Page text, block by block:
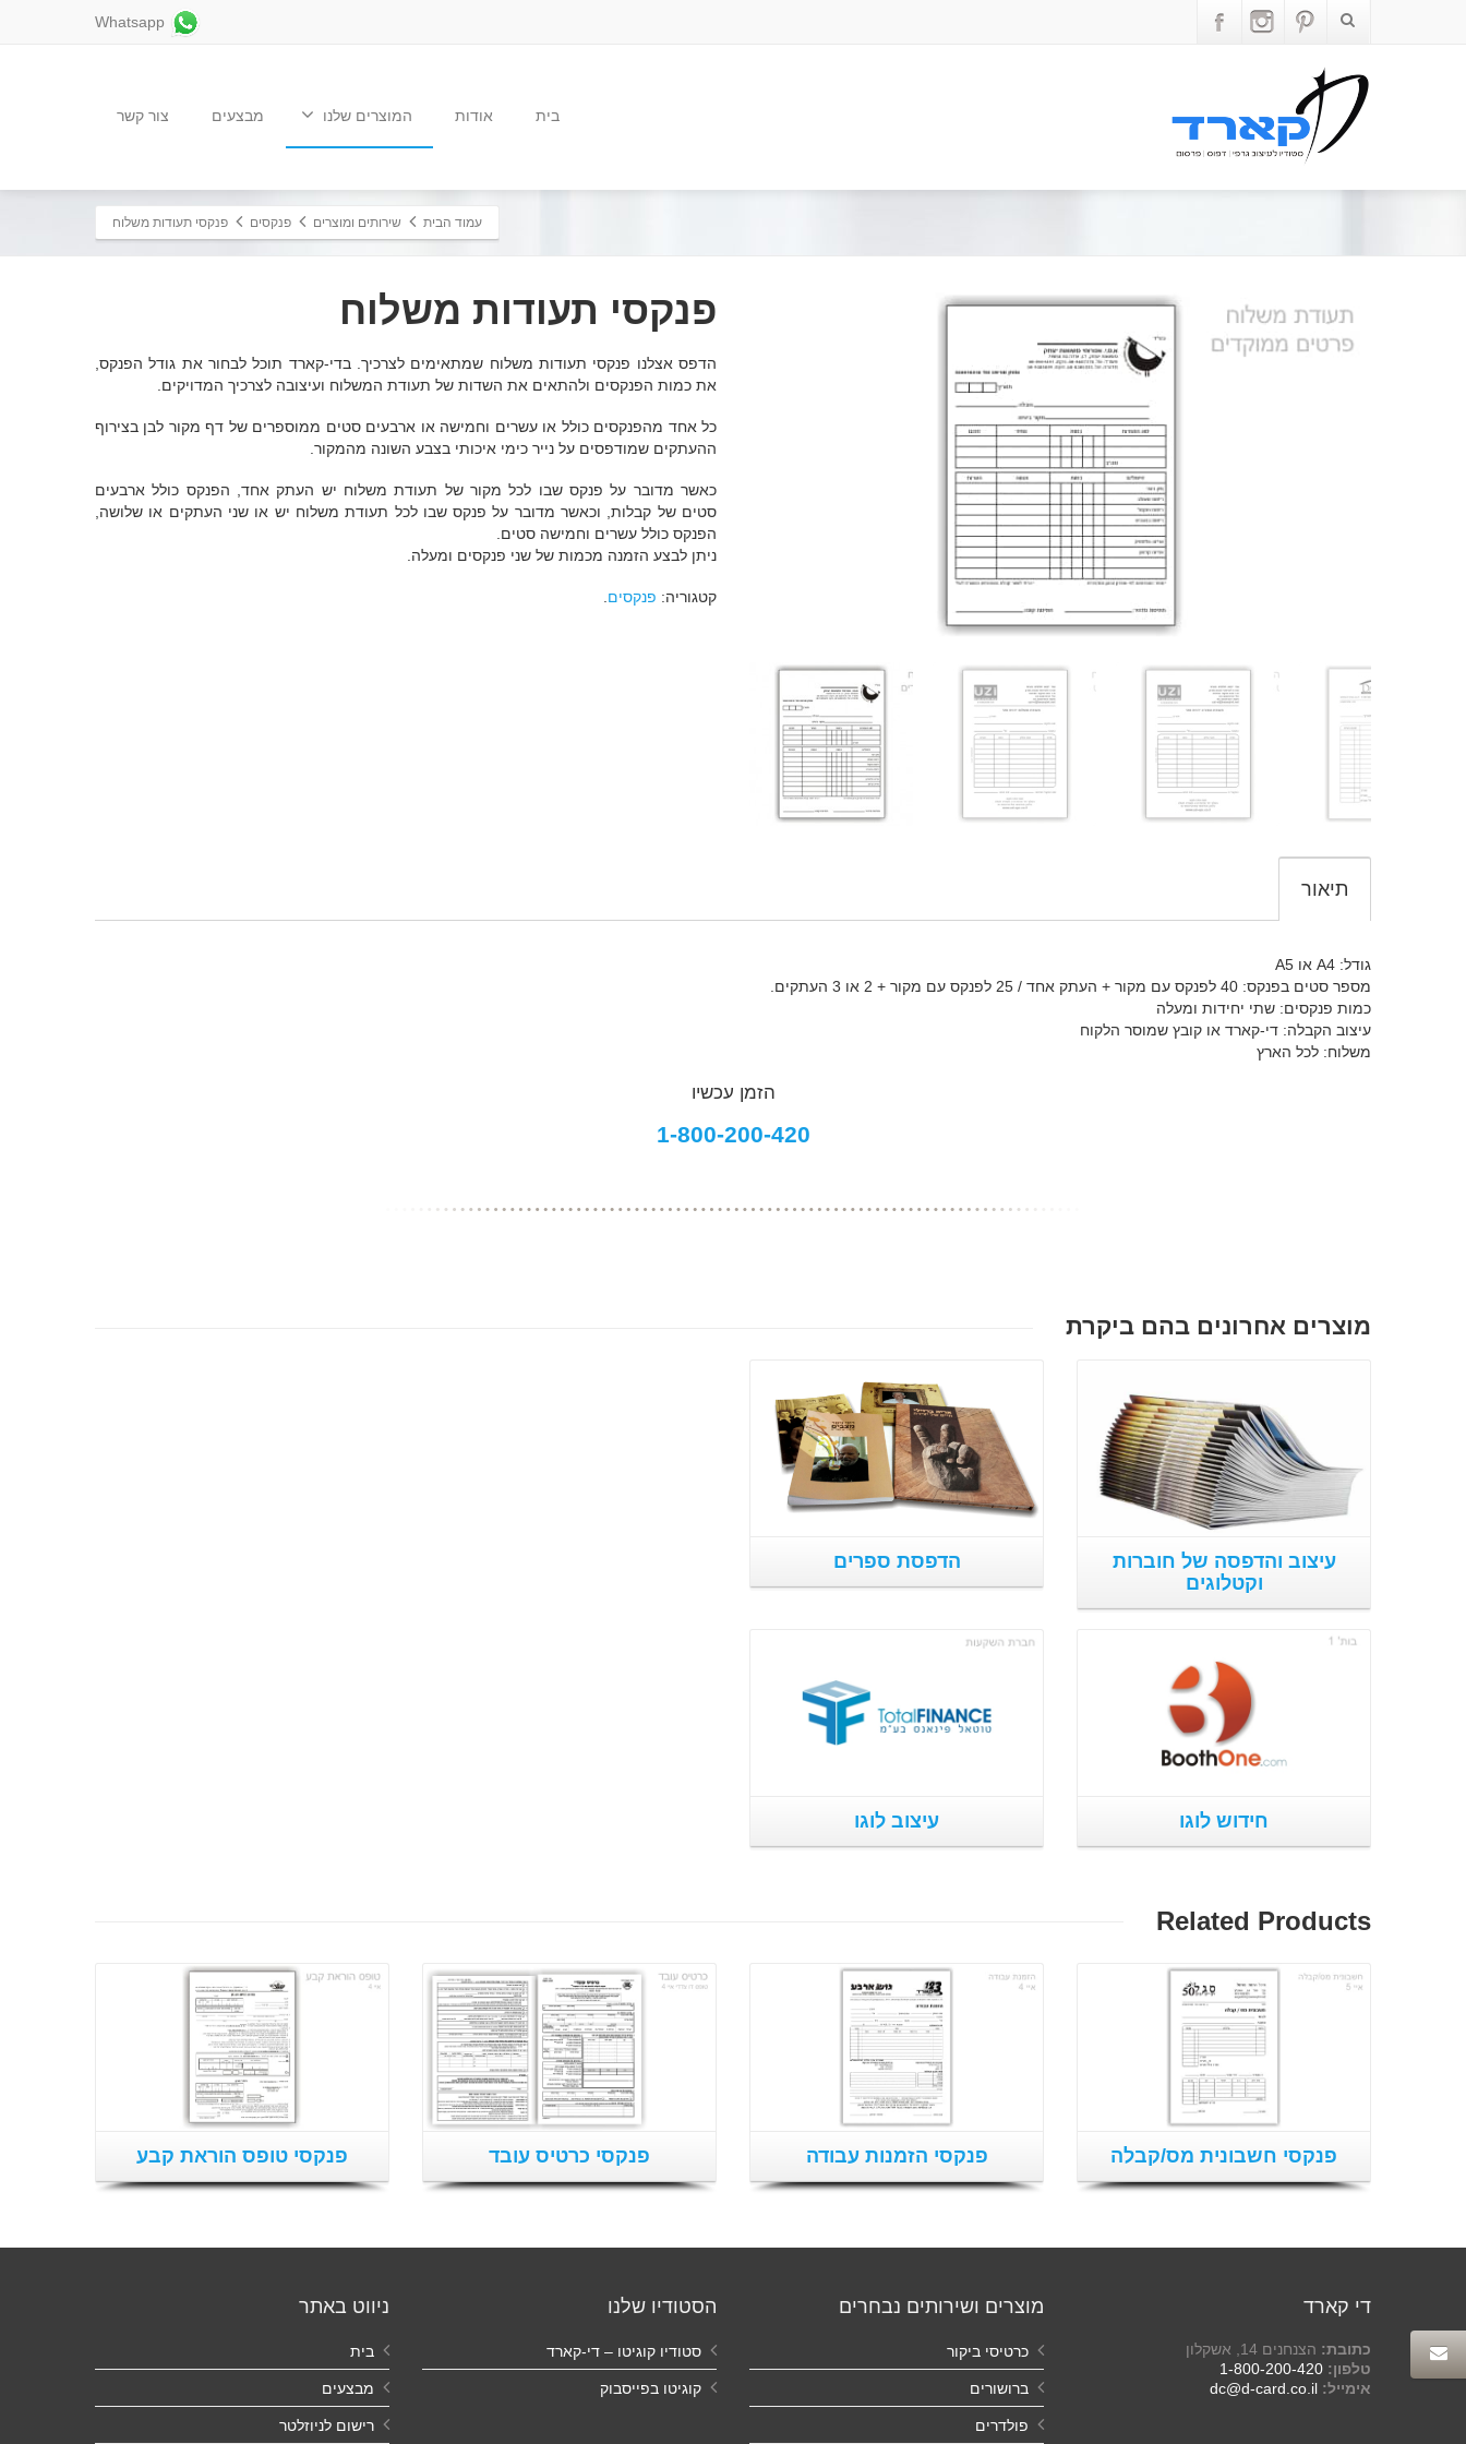
בית אודות המוצרים שלנו מבצעים צור קשר
עמוד הבית שירותים ומוצרים פנקסים פנקסי תעודות משלוח
פנקסי תעודות משלוח
הדפס אצלנו פנקסי תעודות משלוח שמתאימים לצרכיך. בדי-קארד תוכל לבחור את גודל הפנקס,
את כמות הפנקסים ולהתאים את השדות של תעודת המשלוח ועיצובה לצרכיך המדויקים.
כל אחד מהפנקסים כולל או עשרים וחמישה או ארבעים סטים ממוספרים של דף מקור לבן בצירוף
ההעתקים שמודפסים על נייר כימי איכותי בצבע השונה מהמקור.
כאשר מדובר על פנקס שבו לכל מקור של תעודת משלוח יש העתק אחד, הפנקס כולל ארבעים
סטים של קבלות, וכאשר מדובר על פנקס שבו לכל תעודת משלוח יש או שני העתקים או שלושה,
הפנקס כולל עשרים וחמישה סטים.
ניתן לבצע הזמנה מכמות של שני פנקסים ומעלה.
קטגוריה: פנקסים
תיאור
גודל: A4 או A5
מספר סטים בפנקס: 40 לפנקס עם מקור + העתק אחד / 25 לפנקס עם מקור + 2 או 3 העתקים.
כמות פנקסים: שתי יחידות ומעלה
עיצוב הקבלה: די-קארד או קובץ שמוסר הלקוח
משלוח: לכל הארץ
הזמן עכשיו
1-800-200-420
מוצרים אחרונים בהם ביקרת
עיצוב והדפסה של חוברות
וקטלוגים
הדפסת ספרים
חידוש לוגו עיצוב לוגו
Related Products
פנקסי טופס הוראת קבע פנקסי כרטיס עובד פנקסי הזמנות עבודה פנקסי חשבונית מס/קבלה
די קארד
כתובת: הצנחנים 14, אשקלון
טלפון: 1-800-200-420
אימייל: dc@d-card.co.il
מוצרים ושירותים נבחרים
כרטיסי ביקור
ברושורים
פולדרים
הסטודיו שלנו
סטודיו קוגיטו – די-קארד
קוגיטו בפייסבוק
ניווט באתר
בית
מבצעים
רישום לניוזלטר